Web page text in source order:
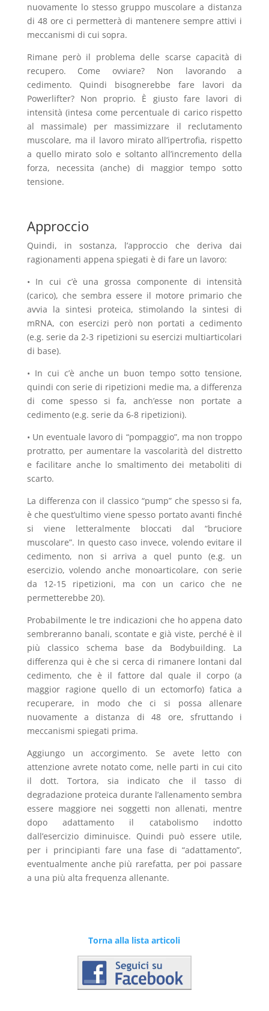
nuovamente lo stesso gruppo muscolare a distanza
di 48 ore ci permetterà di mantenere sempre attivi i
meccanismi di cui sopra.
Rimane però il problema delle scarse capacità di
recupero. Come ovviare? Non lavorando a
cedimento. Quindi bisognerebbe fare lavori da
Powerlifter? Non proprio. È giusto fare lavori di
intensità (intesa come percentuale di carico rispetto
al massimale) per massimizzare il reclutamento
muscolare, ma il lavoro mirato all’ipertrofia, rispetto
a quello mirato solo e soltanto all’incremento della
forza, necessita (anche) di maggior tempo sotto
tensione.
Approccio
Quindi, in sostanza, l’approccio che deriva dai
ragionamenti appena spiegati è di fare un lavoro:
• In cui c’è una grossa componente di intensità
(carico), che sembra essere il motore primario che
avvia la sintesi proteica, stimolando la sintesi di
mRNA, con esercizi però non portati a cedimento
(e.g. serie da 2-3 ripetizioni su esercizi multiarticolari
di base).
• In cui c’è anche un buon tempo sotto tensione,
quindi con serie di ripetizioni medie ma, a differenza
di come spesso si fa, anch’esse non portate a
cedimento (e.g. serie da 6-8 ripetizioni).
• Un eventuale lavoro di “pompaggio”, ma non troppo
protratto, per aumentare la vascolarità del distretto
e facilitare anche lo smaltimento dei metaboliti di
scarto.
La differenza con il classico “pump” che spesso si fa,
è che quest’ultimo viene spesso portato avanti finché
si viene letteralmente bloccati dal “bruciore
muscolare”. In questo caso invece, volendo evitare il
cedimento, non si arriva a quel punto (e.g. un
esercizio, volendo anche monoarticolare, con serie
da 12-15 ripetizioni, ma con un carico che ne
permetterebbe 20).
Probabilmente le tre indicazioni che ho appena dato
sembreranno banali, scontate e già viste, perché è il
più classico schema base da Bodybuilding. La
differenza qui è che si cerca di rimanere lontani dal
cedimento, che è il fattore dal quale il corpo (a
maggior ragione quello di un ectomorfo) fatica a
recuperare, in modo che ci si possa allenare
nuovamente a distanza di 48 ore, sfruttando i
meccanismi spiegati prima.
Aggiungo un accorgimento. Se avete letto con
attenzione avrete notato come, nelle parti in cui cito
il dott. Tortora, sia indicato che il tasso di
degradazione proteica durante l’allenamento sembra
essere maggiore nei soggetti non allenati, mentre
dopo adattamento il catabolismo indotto
dall’esercizio diminuisce. Quindi può essere utile,
per i principianti fare una fase di “adattamento”,
eventualmente anche più rarefatta, per poi passare
a una più alta frequenza allenante.
Torna alla lista articoli